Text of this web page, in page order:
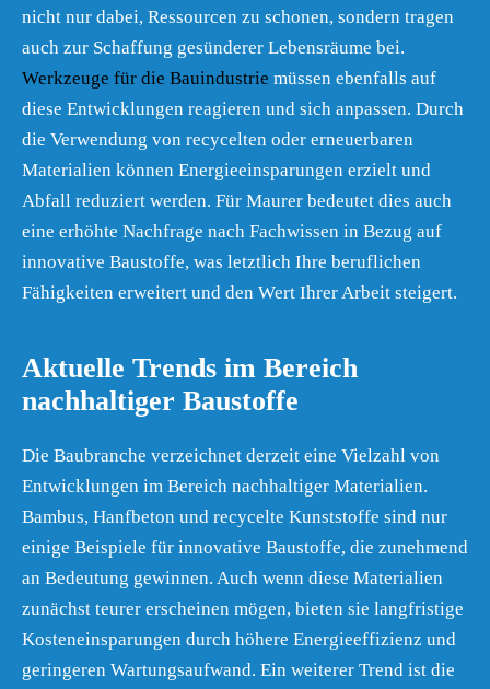
nicht nur dabei, Ressourcen zu schonen, sondern tragen
auch zur Schaffung gesünderer Lebensräume bei.
Werkzeuge für die Bauindustrie müssen ebenfalls auf
diese Entwicklungen reagieren und sich anpassen. Durch
die Verwendung von recycelten oder erneuerbaren
Materialien können Energieeinsparungen erzielt und
Abfall reduziert werden. Für Maurer bedeutet dies auch
eine erhöhte Nachfrage nach Fachwissen in Bezug auf
innovative Baustoffe, was letztlich Ihre beruflichen
Fähigkeiten erweitert und den Wert Ihrer Arbeit steigert.
Aktuelle Trends im Bereich
nachhaltiger Baustoffe
Die Baubranche verzeichnet derzeit eine Vielzahl von
Entwicklungen im Bereich nachhaltiger Materialien.
Bambus, Hanfbeton und recycelte Kunststoffe sind nur
einige Beispiele für innovative Baustoffe, die zunehmend
an Bedeutung gewinnen. Auch wenn diese Materialien
zunächst teurer erscheinen mögen, bieten sie langfristige
Kosteneinsparungen durch höhere Energieeffizienz und
geringeren Wartungsaufwand. Ein weiterer Trend ist die